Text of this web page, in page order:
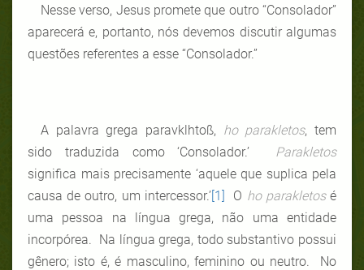
Nesse verso, Jesus promete que outro “Consolador”
aparecerá e, portanto, nós devemos discutir algumas
questões referentes a esse “Consolador.”
A palavra grega paravklhtoß, ho parakletos, tem
sido traduzida como ‘Consolador.’
Parakletos
significa mais precisamente ‘aquele que suplica pela
causa de outro, um intercessor.’[1] O ho parakletosé
uma pessoa na língua grega, não uma entidade
incorpórea. Na língua grega, todo substantivo possui
gênero; isto é, é masculino, feminino ou neutro. No